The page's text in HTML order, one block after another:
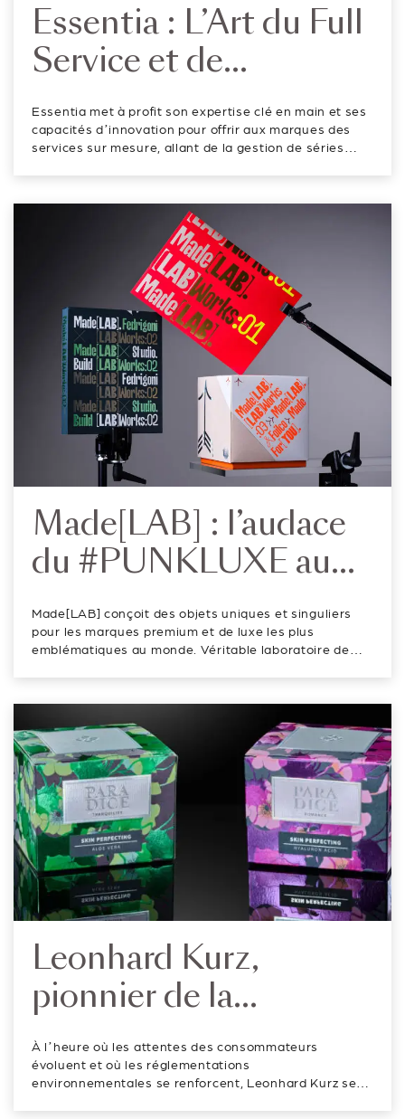
Essentia : L’Art du Full
Service et de
l’Innovation au Service
des Marques
Essentia met à profit son expertise clé en main et ses
capacités d’innovation pour offrir aux marques des
services sur mesure, allant de la gestion de séries
formats de parfums. Metamo...
Made[LAB] : l’audace
du #PUNKLUXE au
service de la création
packaging
Made[LAB] conçoit des objets uniques et singuliers
pour les marques premium et de luxe les plus
emblématiques au monde. Véritable laboratoire de
d’impression pour transformer chaque proje...
Leonhard Kurz,
pionnier de la
durabilité et de
l’innovation dans le
packaging
À l’heure où les attentes des consommateurs
évoluent et où les réglementations
environnementales se renforcent, Leonhard Kurz se